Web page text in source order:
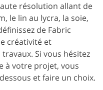
résolution allant de
le lin au lycra, la soie,
de Fabric
créativité et
Si vous hésitez
à votre projet, vous
et faire un choix.